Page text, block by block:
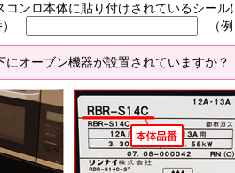
コンロ本体に貼り付けされているシー
）
（例
にオーブン機器が設置されていますか？